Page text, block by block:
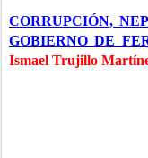
CORRUPCIÓN,
GOBIERNO DE
Ismael Trujillo